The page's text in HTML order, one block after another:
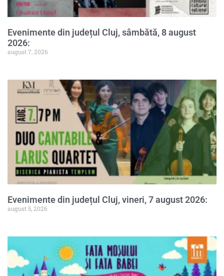
Evenimente din județul Cluj, sâmbătă, 8 august
2026:
august 7, 2026
Evenimente din județul Cluj, vineri, 7 august 2026:
august 5, 2026